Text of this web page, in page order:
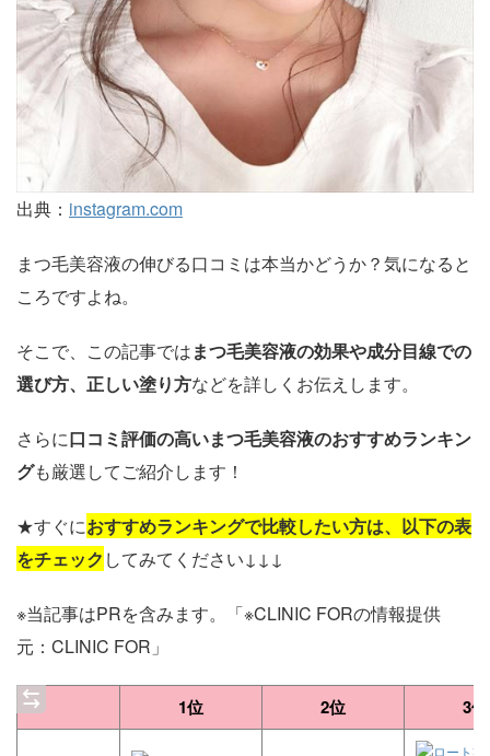
出典： instagram.com
まつ毛美容液の伸びる口コミは本当かどうか？気になると
ころですよね。
そこで、この記事ではまつ毛美容液の効果や成分目線での
選び方、正しい塗り方などを詳しくお伝えします。
さらに口コミ評価の高いまつ毛美容液のおすすめランキン
グも厳選してご紹介します！
★すぐにおすすめランキングで比較したい方は、以下の表
をチェック してみてください↓↓↓
※当記事はPRを含みます。「※CLINIC FORの情報提供
元：CLINIC FOR」
1位 2位 3位